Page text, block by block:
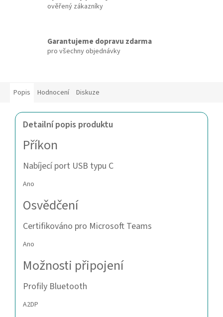
ověřený zákazníky
Garantujeme dopravu zdarma
pro všechny objednávky
Popis Hodnocení Diskuze
Detailní popis produktu
Příkon
Nabíjecí port USB typu C
Ano
Osvědčení
Certifikováno pro Microsoft Teams
Ano
Možnosti připojení
Profily Bluetooth
A2DP